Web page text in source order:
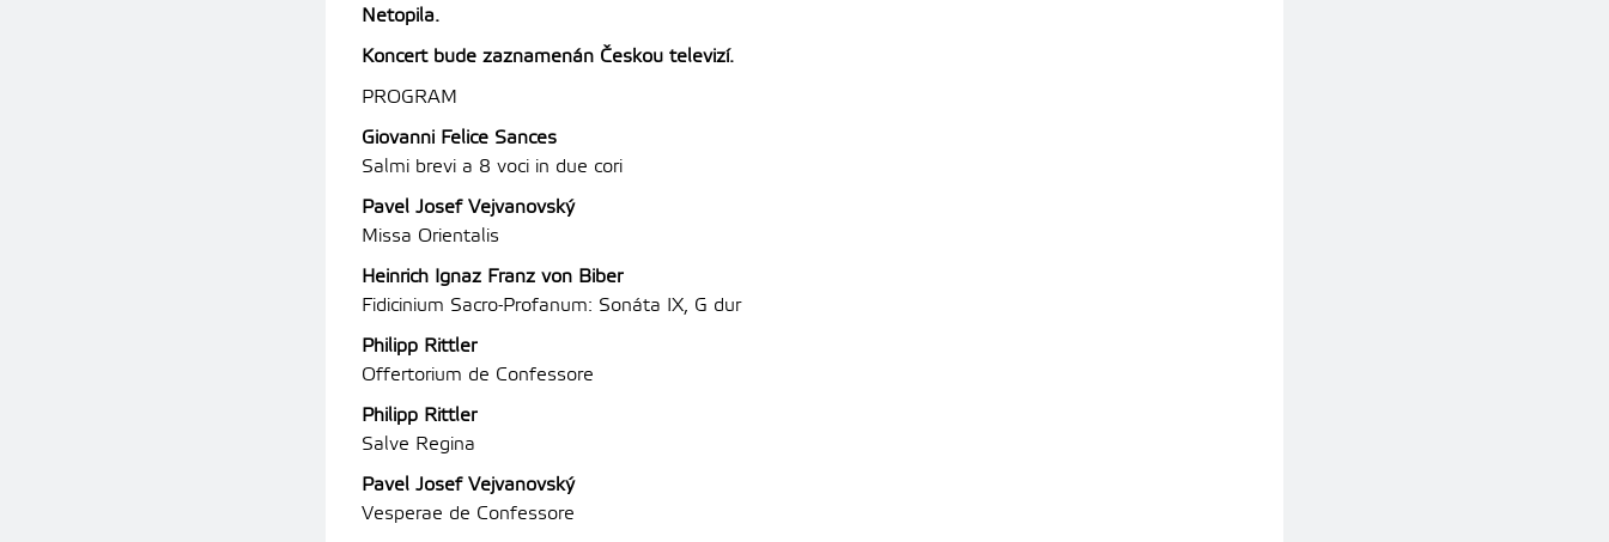
Netopila.
Koncert bude zaznamenán Českou televizí.
PROGRAM
Giovanni Felice Sances
Salmi brevi a 8 voci in due cori
Pavel Josef Vejvanovský
Missa Orientalis
Heinrich Ignaz Franz von Biber
Fidicinium Sacro-Profanum: Sonáta IX, G dur
Philipp Rittler
Offertorium de Confessore
Philipp Rittler
Salve Regina
Pavel Josef Vejvanovský
Vesperae de Confessore